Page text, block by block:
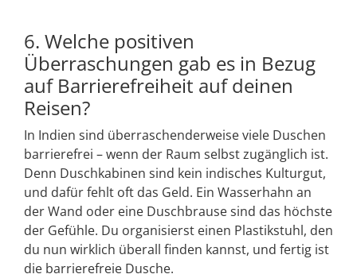
6. Welche positiven
Überraschungen gab es in Bezug
auf Barrierefreiheit auf deinen
Reisen?
In Indien sind überraschenderweise viele Duschen
barrierefrei – wenn der Raum selbst zugänglich ist.
Denn Duschkabinen sind kein indisches Kulturgut,
und dafür fehlt oft das Geld. Ein Wasserhahn an
der Wand oder eine Duschbrause sind das höchste
der Gefühle. Du organisierst einen Plastikstuhl, den
du nun wirklich überall finden kannst, und fertig ist
die barrierefreie Dusche.